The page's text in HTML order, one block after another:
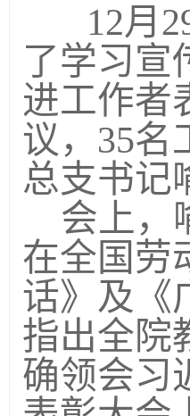
12月
了学习宣
进工作者
议， 35名
总支书记
会上，
在全国劳
话》及《
指出全院
确领会习